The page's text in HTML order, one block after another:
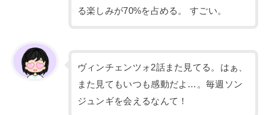
る楽しみが70%を占める。 すごい。
ヴィンチェンツォ2話また見てる。はぁ、
また見てもいつも感動だよ…。毎週ソン
ジュンギを会えるなんて！